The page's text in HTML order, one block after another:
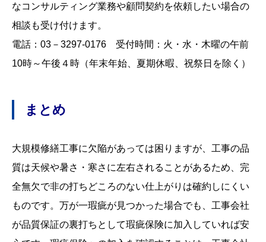
なコンサルティング業務や顧問契約を依頼したい場合の
相談も受け付けます。
電話：03－3297-0176 受付時間：火・水・木曜の午前
10時～午後４時（年末年始、夏期休暇、祝祭日を除く）
まとめ
大規模修繕工事に欠陥があっては困りますが、工事の品
質は天候や暑さ・寒さに左右されることがあるため、完
全無欠で非の打ちどころのない仕上がりは確約しにくい
ものです。万が一瑕疵が見つかった場合でも、工事会社
が品質保証の裏打ちとして瑕疵保険に加入していれば安